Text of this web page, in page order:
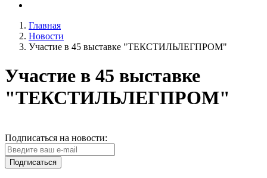
Главная
Новости
Участие в 45 выставке "ТЕКСТИЛЬЛЕГПРОМ"
Участие в 45 выставке
"ТЕКСТИЛЬЛЕГПРОМ"
Подписаться на новости:
Подписаться